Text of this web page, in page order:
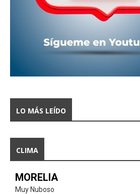
LO MÁS LEÍDO
CLIMA
MORELIA
Muy Nuboso